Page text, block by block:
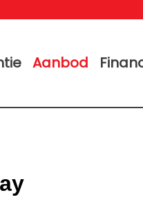
Aanbod